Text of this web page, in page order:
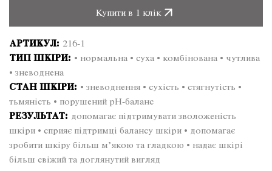
для
кислотою
всіх
типів
шкіри
250
ml
кількість
Купити в 1 клік
АРТИКУЛ: 216-1
ТИП ШКІРИ: • нормальна • суха • комбінована • чутлива
• зневоднена
СТАН ШКІРИ: • зневоднення • сухість • стягнутість •
тьмяність • порушений pH-баланс
РЕЗУЛЬТАТ: допомагає підтримувати зволоженість
шкіри • сприяє підтримці балансу шкіри • допомагає
зробити шкіру більш м’якою та гладкою • надає шкірі
більш свіжий та доглянутий вигляд